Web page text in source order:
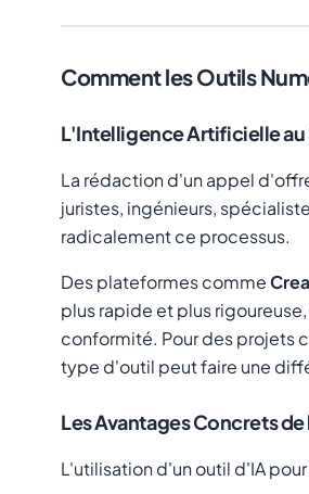
Comment les Outils
L'Intelligence Artificielle
La rédaction d'un appel
juristes, ingénieurs,
radicalement ce processus.
Des plateformes comme
plus rapide et plus
conformité. Pour des projets
type d'outil peut faire une
Les Avantages Concrets
L'utilisation d'un outil d'IA